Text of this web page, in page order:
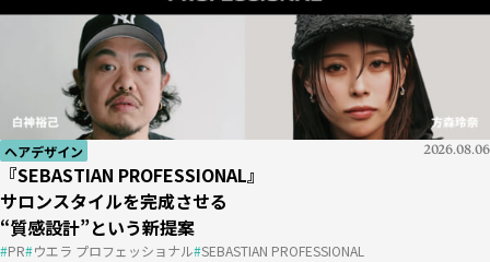
経営 2026.06.18
お金勘定の基礎 #01
「どんぶり勘定」とはどんな勘定？
費用 売上
ヘアデザイン 2026.08.06
『SEBASTIAN PROFESSIONAL』
サロンスタイルを完成させる
“質感設計”という新提案
PR ウエラ プロフェッショナル SEBASTIAN PROFESSIONAL
イベント
『アリミノ ウルトラシナジー 2026』開催決定！
ULTRA SYNERGY アリミノ
知識 2026.07.29
『Number76』がマレーシアにアカデミーを設立
世界で活躍したいヘアデザイナーを育成
マレーシア アカデミー
美容業界 2026.07.27
【新サイトオープン】
美容師レビューが集まる「HAIRGORA」がオープン！
プロダクト選びをワンストップで
ヘアゴラ レビュー 商材情報
知識 2026.07.17
ケミカル知識がもたらす
サロンの発展｜apish編
パーマ アカデミー apish
知識 2026.07.13
『週刊ヘアキャンプ』ダイジェスト
「Oops」で応える薄毛の不安
お客さまの“言えない悩み”にどう向き合う？ ＃01
PR oops AGA HAIRCAMP
技術 2026.07.14
『10分カット』
ビハインド・ザ・ストーリー #02
DECOさん［DECO］
動画 re-quest/QJ 10分カット DECO
イベント 2026.07.05
ビューティーワールドジャパン 東京 2026
BWJ 展示会
ヘアデザイナー 2026.06.25
美容学校生の憧れ！
THE NEXT ICONS
#01｜小西恭平
経営 2026.06.18
お金勘定の基礎 #01
「どんぶり勘定」とはどんな勘定？
費用 売上
ヘアデザイン 2026.08.06
『SEBASTIAN PROFESSIONAL』
サロンスタイルを完成させる
“質感設計”という新提案
PR ウエラ プロフェッショナル SEBASTIAN PROFESSIONAL